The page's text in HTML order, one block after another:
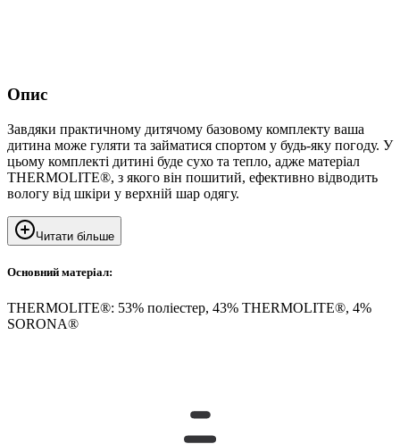
Опис
Завдяки практичному дитячому базовому комплекту ваша
дитина може гуляти та займатися спортом у будь-яку погоду. У
цьому комплекті дитині буде сухо та тепло, адже матеріал
THERMOLITE®, з якого він пошитий, ефективно відводить
вологу від шкіри у верхній шар одягу.
Читати більше
Основний матеріал:
THERMOLITE®: 53% поліестер, 43% THERMOLITE®, 4%
SORONA®